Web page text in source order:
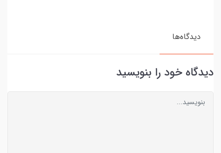
دیدگاه‌ها
دیدگاه خود را بنویسید